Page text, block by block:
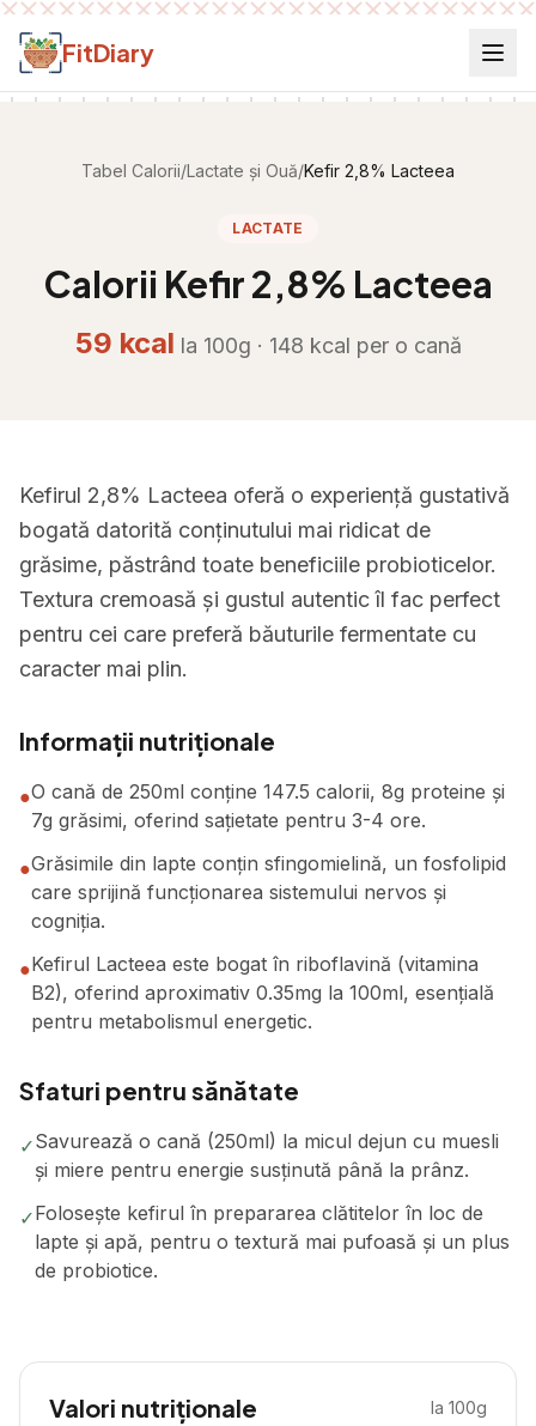
Salt la conținut
FitDiary
Tabel Calorii/Lactate și Ouă/Kefir 2,8% Lacteea
LACTATE
Calorii Kefir 2,8% Lacteea
59 kcal la 100g · 148 kcal per o cană
Kefirul 2,8% Lacteea oferă o experiență gustativă
bogată datorită conținutului mai ridicat de
grăsime, păstrând toate beneficiile probioticelor.
Textura cremoasă și gustul autentic îl fac perfect
pentru cei care preferă băuturile fermentate cu
caracter mai plin.
Informații nutriționale
●O cană de 250ml conține 147.5 calorii, 8g proteine și
7g grăsimi, oferind sațietate pentru 3-4 ore.
●Grăsimile din lapte conțin sfingomielină, un fosfolipid
care sprijină funcționarea sistemului nervos și
cogniția.
●Kefirul Lacteea este bogat în riboflavină (vitamina
B2), oferind aproximativ 0.35mg la 100ml, esențială
pentru metabolismul energetic.
Sfaturi pentru sănătate
✓Savurează o cană (250ml) la micul dejun cu muesli
și miere pentru energie susținută până la prânz.
✓Folosește kefirul în prepararea clătitelor în loc de
lapte și apă, pentru o textură mai pufoasă și un plus
de probiotice.
Valori nutriționale la 100g